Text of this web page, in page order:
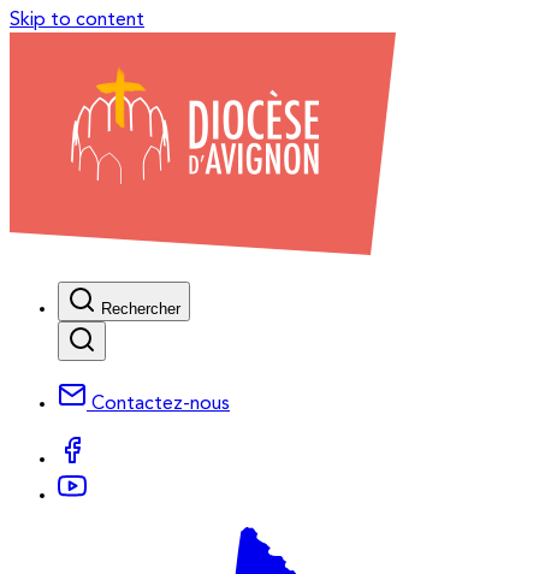
Skip to content
Rechercher
Contactez-nous